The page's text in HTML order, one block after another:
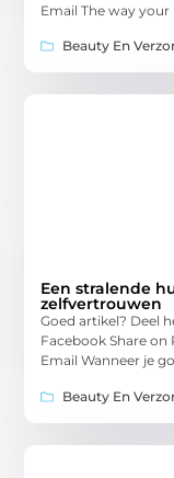
Email The way your
Beauty En
Een stralende
zelfvertrouwen
Goed artikel? Deel
Facebook Share on
Email Wanneer je
Beauty En